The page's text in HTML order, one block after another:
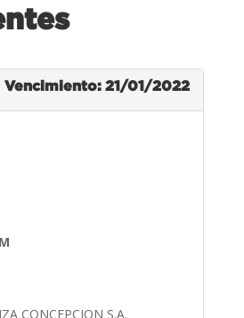
Vencimiento: 21/01/2022
CONCEPCION S.A.